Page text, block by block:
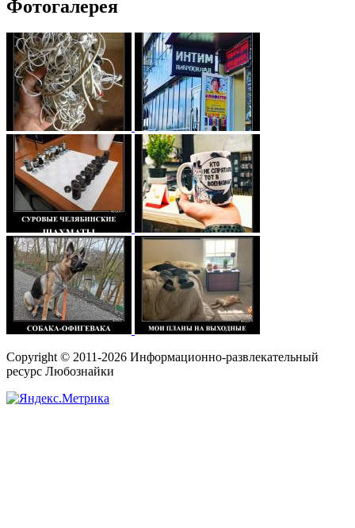
Фотогалерея
Copyright © 2011-2026 Информационно-развлекательный
ресурс Любознайки